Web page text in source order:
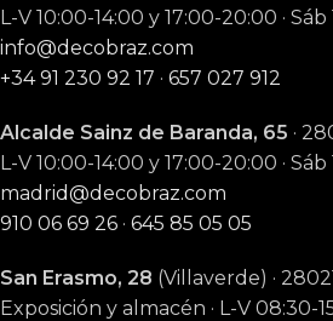
L-V 10:00-14:00 y 17:00-20:00 ·
info@decobraz.com
+34 91 230 92 17 · 657 027 912
Alcalde Sainz de Baranda, 65 ·
L-V 10:00-14:00 y 17:00-20:00 ·
madrid@decobraz.com
910 06 69 26 · 645 85 05 05
San Erasmo, 28 (Villaverde) ·
Exposición y almacén · L-V 08:30-